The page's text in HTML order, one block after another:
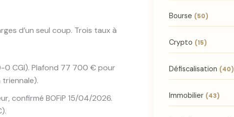
d’un seul coup. Trois taux à
0 CGI). Plafond 77 700 € pour
confirmé BOFiP 15/04/2026.
Bourse (50)
Crypto (15)
Défiscalisation (40)
Immobilier (43)